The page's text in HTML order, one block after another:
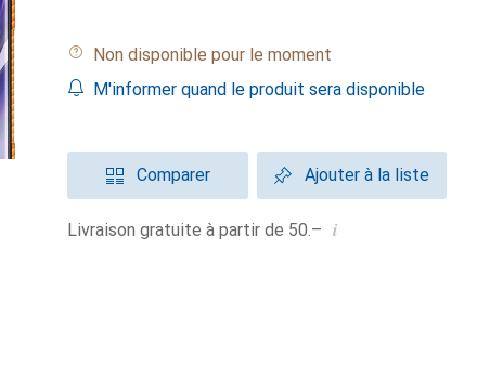
Non disponible pour le moment
M'informer quand le produit sera disponible
Comparer Ajouter à la liste
Livraison gratuite à partir de 50.– i